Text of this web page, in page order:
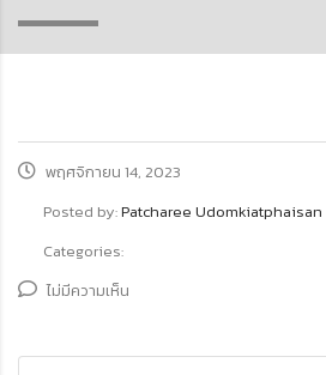
พฤศจิกายน 14, 2023
Posted by:Patcharee Udomkiatphaisan
Categories:
ไม่มีความเห็น